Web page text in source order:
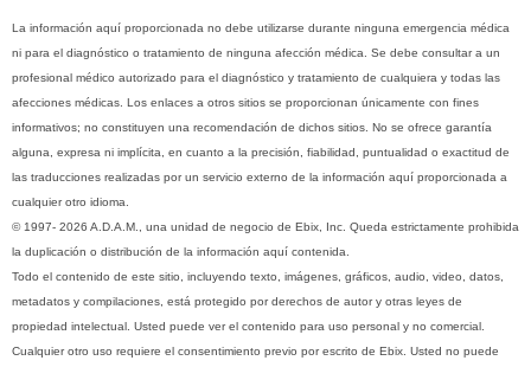
La información aquí proporcionada no debe utilizarse durante ninguna emergencia médica
ni para el diagnóstico o tratamiento de ninguna afección médica. Se debe consultar a un
profesional médico autorizado para el diagnóstico y tratamiento de cualquiera y todas las
afecciones médicas. Los enlaces a otros sitios se proporcionan únicamente con fines
informativos; no constituyen una recomendación de dichos sitios. No se ofrece garantía
alguna, expresa ni implícita, en cuanto a la precisión, fiabilidad, puntualidad o exactitud de
las traducciones realizadas por un servicio externo de la información aquí proporcionada a
cualquier otro idioma.
© 1997- 2026 A.D.A.M., una unidad de negocio de Ebix, Inc. Queda estrictamente prohibida
la duplicación o distribución de la información aquí contenida.
Todo el contenido de este sitio, incluyendo texto, imágenes, gráficos, audio, video, datos,
metadatos y compilaciones, está protegido por derechos de autor y otras leyes de
propiedad intelectual. Usted puede ver el contenido para uso personal y no comercial.
Cualquier otro uso requiere el consentimiento previo por escrito de Ebix. Usted no puede